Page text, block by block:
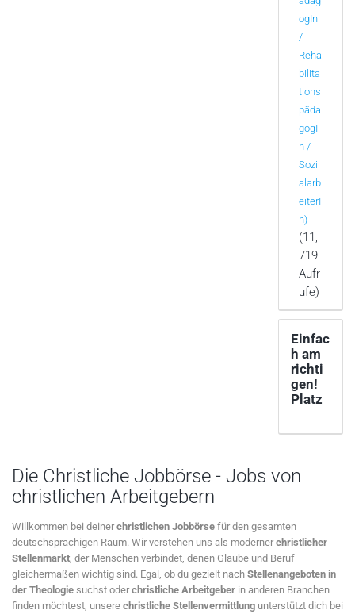
ogIn
/
Reha
bilita
tions
päda
gogI
n /
Sozi
alarb
eiterI
n)
(11,
719
Aufr
ufe)
Einfac
h am
richti
gen!
Platz
Die Christliche Jobbörse - Jobs von
christlichen Arbeitgebern
Willkommen bei deinerchristlichen Jobbörse für den gesamten
deutschsprachigen Raum. Wir verstehen uns als modernerchristlicher
Stellenmarkt, der Menschen verbindet, denen Glaube und Beruf
gleichermaßen wichtig sind. Egal, ob du gezielt nach Stellenangeboten in
der Theologie suchst oderchristliche Arbeitgeber in anderen Branchen
finden möchtest, unsere christliche Stellenvermittlung unterstützt dich bei